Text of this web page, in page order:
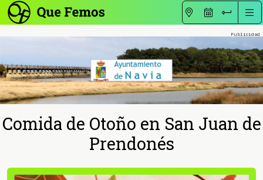
Comida de Otoño en San Juan de
Prendonés